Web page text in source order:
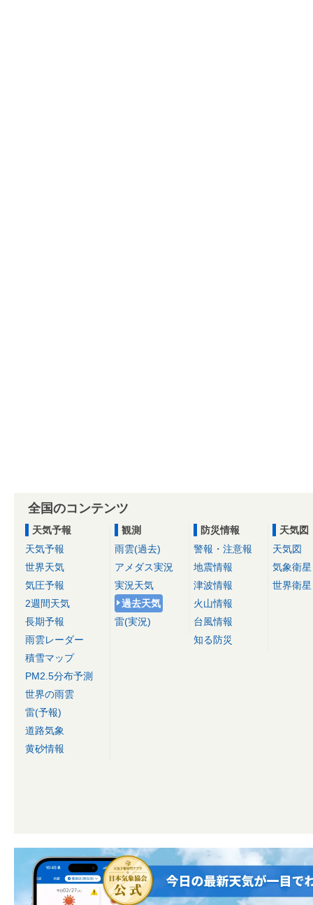
全国のコンテンツ
天気予報
天気予報
世界天気
気圧予報
2週間天気
長期予報
雨雲レーダー
積雪マップ
PM2.5分布予測
世界の雨雲
雷(予報)
道路気象
黄砂情報
観測
雨雲(過去)
アメダス実況
実況天気
過去天気
雷(実況)
防災情報
警報・注意報
地震情報
津波情報
火山情報
台風情報
知る防災
天気図
天気図
気象衛星
世界衛星